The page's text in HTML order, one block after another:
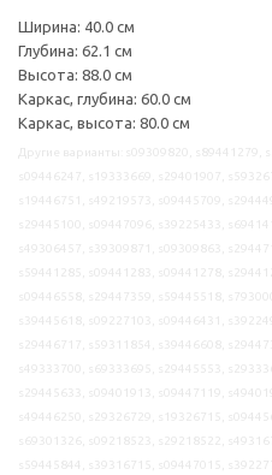
Ширина: 40.0 см
Глубина: 62.1 см
Высота: 88.0 см
Каркас, глубина: 60.0 см
Каркас, высота: 80.0 см